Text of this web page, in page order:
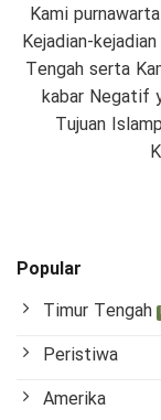
Kami
Kejadian-
Tengah serta
kabar Negatif
Tujuan
Popular
Timur Tengah
Peristiwa
Amerika